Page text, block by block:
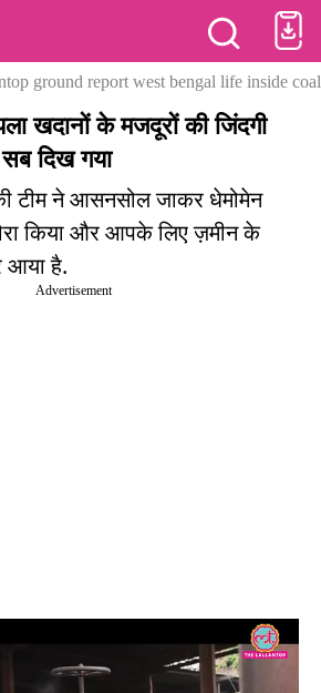
ground report west bengal life inside
खदानों के मजदूरों की जिंदगी
दिख गया
टीम ने आसनसोल जाकर धेमोमेन
किया और आपके लिए ज़मीन के
है.
Advertisement